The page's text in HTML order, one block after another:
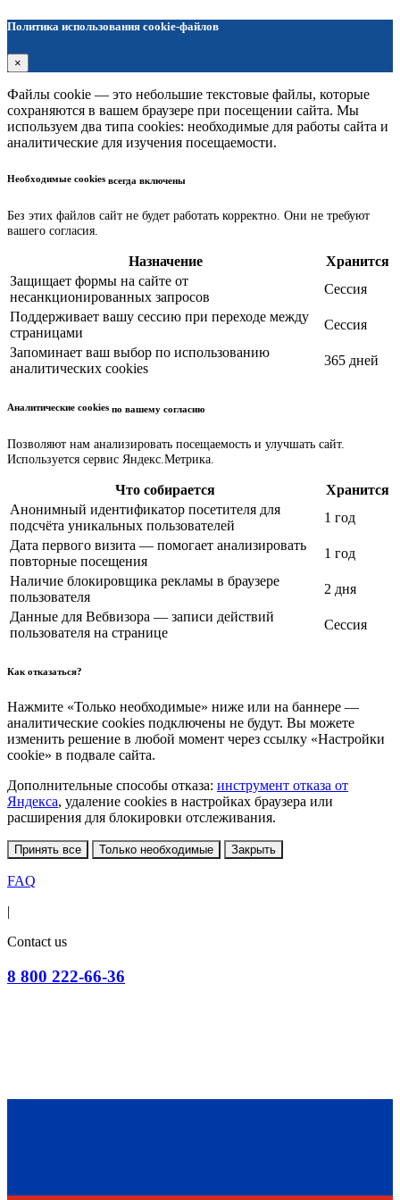
Политика использования cookie-файлов
×
Файлы cookie — это небольшие текстовые файлы, которые
сохраняются в вашем браузере при посещении сайта. Мы
используем два типа cookies: необходимые для работы сайта и
аналитические для изучения посещаемости.
Необходимые cookies всегда включены
Без этих файлов сайт не будет работать корректно. Они не требуют
вашего согласия.
Назначение
Хранится
Защищает формы на сайте от
несанкционированных запросов
Сессия
Поддерживает вашу сессию при переходе между
страницами
Сессия
Запоминает ваш выбор по использованию
аналитических cookies
365 дней
Аналитические cookies по вашему согласию
Позволяют нам анализировать посещаемость и улучшать сайт.
Используется сервис Яндекс.Метрика.
Что собирается
Хранится
Анонимный идентификатор посетителя для
подсчёта уникальных пользователей
1 год
Дата первого визита — помогает анализировать
повторные посещения
1 год
Наличие блокировщика рекламы в браузере
пользователя
2 дня
Данные для Вебвизора — записи действий
пользователя на странице
Сессия
Как отказаться?
Нажмите «Только необходимые» ниже или на баннере —
аналитические cookies подключены не будут. Вы можете
изменить решение в любой момент через ссылку «Настройки
cookie» в подвале сайта.
Дополнительные способы отказа: инструмент отказа от
Яндекса, удаление cookies в настройках браузера или
расширения для блокировки отслеживания.
Принять все Только необходимые Закрыть
FAQ
|
Contact us
8 800 222-66-36